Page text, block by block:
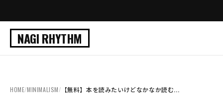
NAGI RHYTHM
HOME/MINIMALISM/ 【無料】本を読みたいけどなかなか読む...